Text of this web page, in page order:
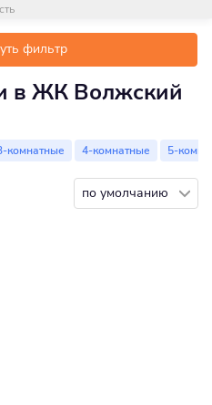
фильтр
в ЖК Волжский
комнатные 4-комнатные 5-
по умолчанию